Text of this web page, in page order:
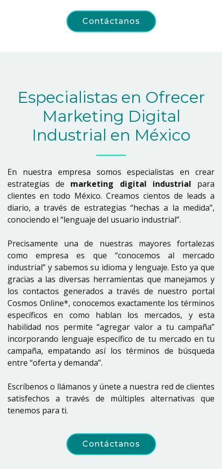
Contáctanos
Especialistas en Ofrecer
Marketing Digital
Industrial en México
En nuestra empresa somos especialistas en crear
estrategias de marketing digital industrial para
clientes en todo México. Creamos cientos de leads a
diario, a través de estrategias “hechas a la medida”,
conociendo el “lenguaje del usuario industrial”.
Precisamente una de nuestras mayores fortalezas
como empresa es que “conocemos al mercado
industrial” y sabemos su idioma y lenguaje. Esto ya que
gracias a las diversas herramientas que manejamos y
los contactos generados a través de nuestro portal
Cosmos Online*, conocemos exactamente los términos
específicos en como hablan los mercados, y esta
habilidad nos permite “agregar valor a tu campaña”
incorporando lenguaje específico de tu mercado en tu
campaña, empatando así los términos de búsqueda
entre “oferta y demanda”.
Escríbenos o llámanos y únete a nuestra red de clientes
satisfechos a través de múltiples alternativas que
tenemos para ti.
Contáctanos